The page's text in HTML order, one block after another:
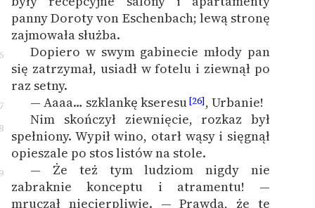
panny Doroty von Eschenbach; lewą stronę
zajmowała służba.
Dopiero w swym gabinecie młody pan
się zatrzymał, usiadł w fotelu i ziewnął po
raz setny.
— Aaaa… szklankę kseresu[26], Urbanie!
Nim skończył ziewnięcie, rozkaz był
spełniony. Wypił wino, otarł wąsy i sięgnął
opieszale po stos listów na stole.
— Że też tym ludziom nigdy nie
zabraknie konceptu i atramentu! —
mruczał niecierpliwie. — Prawda, że te